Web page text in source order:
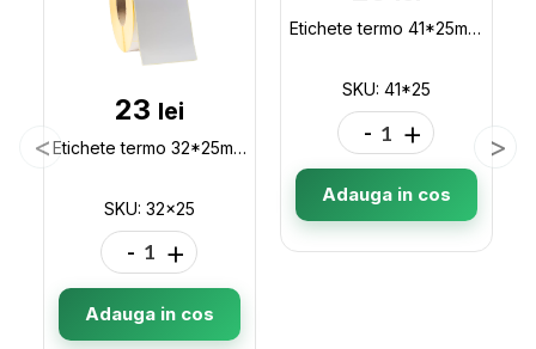
23 lei
Etichete termo 32*25mm (1000buc) 32x25
SKU: 32x25
- +
Adauga in cos
Etichete termo 41*25mm (1000buc) 41*25
SKU: 41*25
- +
Adauga in cos